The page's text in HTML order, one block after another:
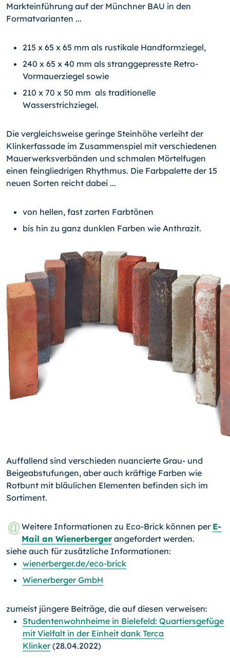
Markteinführung auf der Münchner BAU in den
Formatvarianten ...
215 x 65 x 65 mm als rustikale Handformziegel,
240 x 65 x 40 mm als stranggepresste Retro-
Vormauerziegel sowie
210 x 70 x 50 mm als traditionelle
Wasserstrichziegel.
Die vergleichsweise geringe Steinhöhe verleiht der
Klinkerfassade im Zusammenspiel mit verschiedenen
Mauerwerksverbänden und schmalen Mörtelfugen
einen feingliedrigen Rhythmus. Die Farbpalette der 15
neuen Sorten reicht dabei ...
von hellen, fast zarten Farbtönen
bis hin zu ganz dunklen Farben wie Anthrazit.
Auffallend sind verschieden nuancierte Grau- und
Beigeabstufungen, aber auch kräftige Farben wie
Rotbunt mit bläulichen Elementen befinden sich im
Sortiment.
Weitere Informationen zu Eco-Brick können per E-
Mail an Wienerberger angefordert werden.
siehe auch für zusätzliche Informationen:
wienerberger.de/eco-brick
Wienerberger GmbH
zumeist jüngere Beiträge, die auf diesen verweisen:
Studentenwohnheime in Bielefeld: Quartiersgefüge
mit Vielfalt in der Einheit dank Terca
Klinker(28.04.2022)